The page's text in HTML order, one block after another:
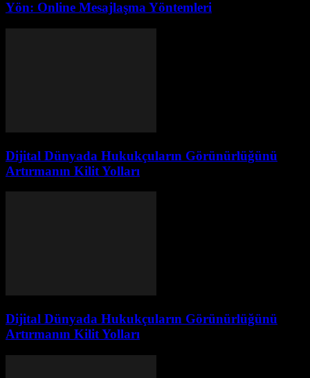
Yön: Online Mesajlaşma Yöntemleri
Dijital Dünyada Hukukçuların Görünürlüğünü
Artırmanın Kilit Yolları
Dijital Dünyada Hukukçuların Görünürlüğünü
Artırmanın Kilit Yolları